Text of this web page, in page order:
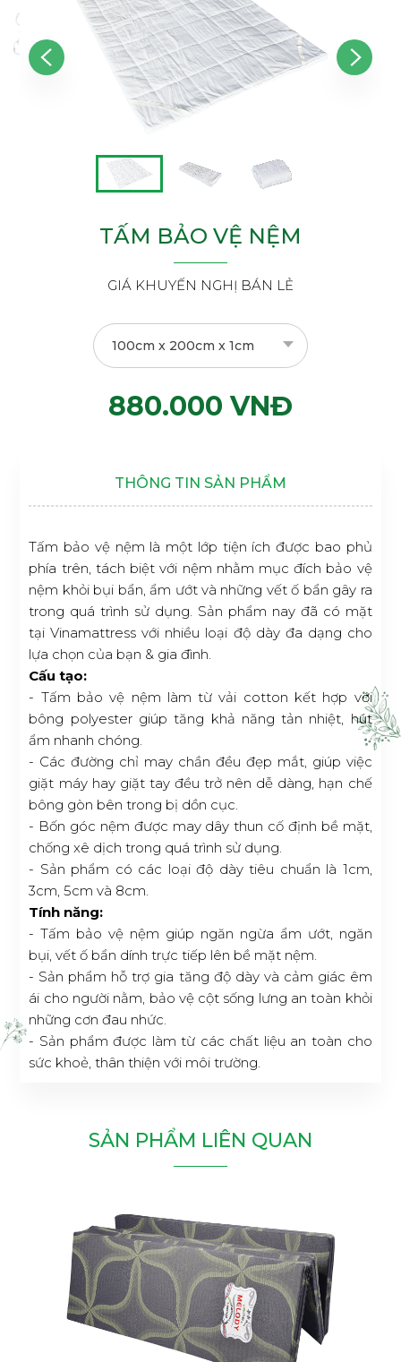
TẤM BẢO VỆ NỆM
GIÁ KHUYẾN NGHỊ BÁN LẺ
100cm x 200cm x 1cm
880.000 VNĐ
THÔNG TIN SẢN PHẨM
Tấm bảo vệ nệm là một lớp tiện ích được bao phủ
phía trên, tách biệt với nệm nhằm mục đích bảo vệ
nệm khỏi bụi bẩn, ẩm ướt và những vết ố bẩn gây ra
trong quá trình sử dụng. Sản phẩm nay đã có mặt
tại Vinamattress với nhiều loại độ dày đa dạng cho
lựa chọn của bạn & gia đình.
Cấu tạo:
- Tấm bảo vệ nệm làm từ vải cotton kết hợp với
bông polyester giúp tăng khả năng tản nhiệt, hút
ẩm nhanh chóng.
- Các đường chỉ may chần đều đẹp mắt, giúp việc
giặt máy hay giặt tay đều trở nên dễ dàng, hạn chế
bông gòn bên trong bị dồn cục.
- Bốn góc nệm được may dây thun cố định bề mặt,
chống xê dịch trong quá trình sử dụng.
- Sản phẩm có các loại độ dày tiêu chuẩn là 1cm,
3cm, 5cm và 8cm.
Tính năng:
- Tấm bảo vệ nệm giúp ngăn ngừa ẩm ướt, ngăn
bụi, vết ố bẩn dính trực tiếp lên bề mặt nệm.
- Sản phẩm hỗ trợ gia tăng độ dày và cảm giác êm
ái cho người nằm, bảo vệ cột sống lưng an toàn khỏi
những cơn đau nhức.
- Sản phẩm được làm từ các chất liệu an toàn cho
sức khoẻ, thân thiện với môi trường.
SẢN PHẨM LIÊN QUAN